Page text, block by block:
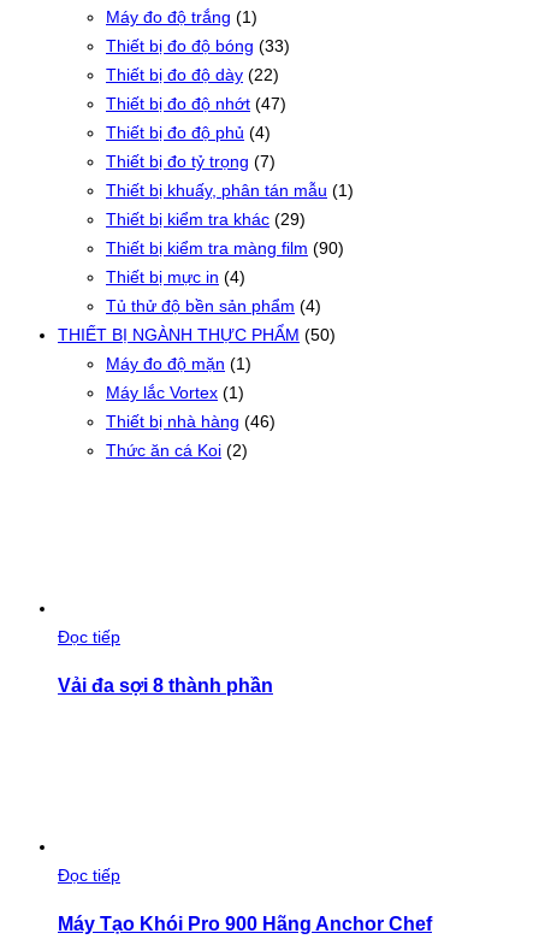
Máy đo độ trắng (1)
Thiết bị đo độ bóng (33)
Thiết bị đo độ dày (22)
Thiết bị đo độ nhớt (47)
Thiết bị đo độ phủ (4)
Thiết bị đo tỷ trọng (7)
Thiết bị khuấy, phân tán mẫu (1)
Thiết bị kiểm tra khác (29)
Thiết bị kiểm tra màng film (90)
Thiết bị mực in (4)
Tủ thử độ bền sản phẩm (4)
THIẾT BỊ NGÀNH THỰC PHẨM (50)
Máy đo độ mặn (1)
Máy lắc Vortex (1)
Thiết bị nhà hàng (46)
Thức ăn cá Koi (2)
Đọc tiếp
Vải đa sợi 8 thành phần
Đọc tiếp
Máy Tạo Khói Pro 900 Hãng Anchor Chef